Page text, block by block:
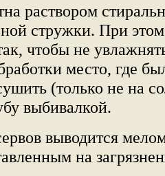
раствором
стружки. При
чтобы не
место, где
(только не на
выбивалкой.
выводится
на